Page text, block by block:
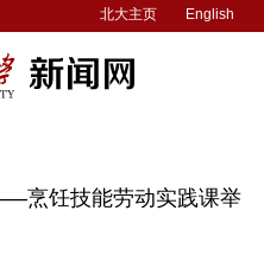
北大主页 English
烹饪技能劳动实践课举